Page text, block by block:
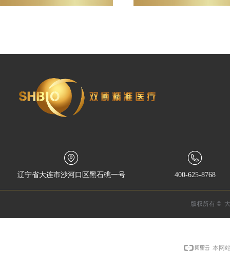
辽宁省大连市沙河口区黑石礁一号 400-625-8768
版权所有 ©
本网